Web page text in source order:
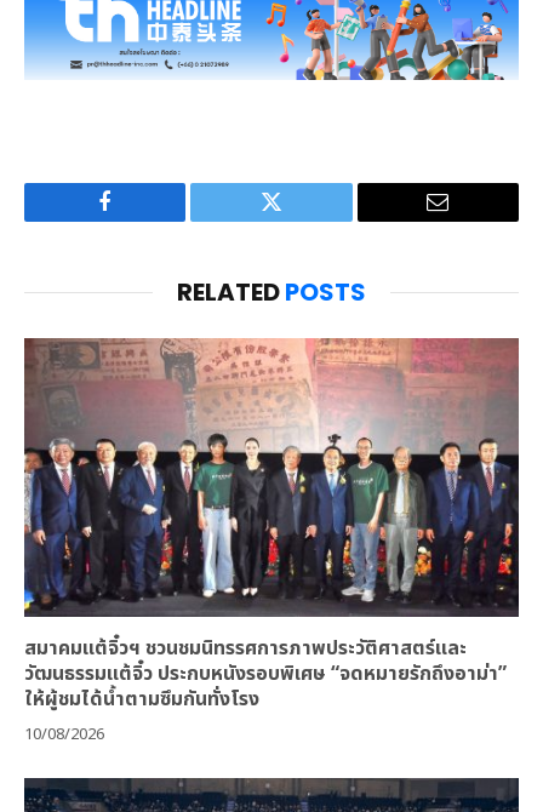
Facebook Twitter Email
RELATEDPOSTS
สมาคมแต้จิ๋วฯ ชวนชมนิทรรศการภาพประวัติศาสตร์และ
วัฒนธรรมแต้จิ๋ว ประกบหนังรอบพิเศษ “จดหมายรักถึงอาม่า”
ให้ผู้ชมได้น้ำตามซึมกันทั่งโรง
10/08/2026